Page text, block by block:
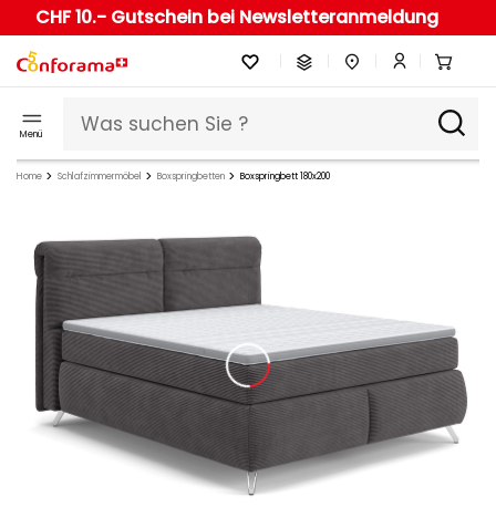
CHF 10.- Gutschein bei Newsletteranmeldung
Menü
Home Schlafzimmermöbel Boxspringbetten Boxspringbett 180x200